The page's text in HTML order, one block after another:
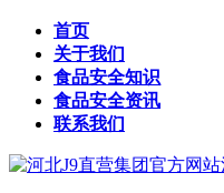
首页
关于我们
食品安全知识
食品安全资讯
联系我们